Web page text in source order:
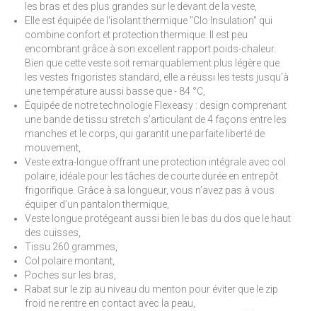
les bras et des plus grandes sur le devant de la veste,
Elle est équipée de l'isolant thermique "Clo Insulation" qui
combine confort et protection thermique. Il est peu
encombrant grâce à son excellent rapport poids-chaleur.
Bien que cette veste soit remarquablement plus légère que
les vestes frigoristes standard, elle a réussi les tests jusqu’à
une température aussi basse que - 84 °C,
Équipée de notre technologie Flexeasy : design comprenant
une bande de tissu stretch s’articulant de 4 façons entre les
manches et le corps, qui garantit une parfaite liberté de
mouvement,
Veste extra-longue offrant une protection intégrale avec col
polaire, idéale pour les tâches de courte durée en entrepôt
frigorifique. Grâce à sa longueur, vous n’avez pas à vous
équiper d’un pantalon thermique,
Veste longue protégeant aussi bien le bas du dos que le haut
des cuisses,
Tissu 260 grammes,
Col polaire montant,
Poches sur les bras,
Rabat sur le zip au niveau du menton pour éviter que le zip
froid ne rentre en contact avec la peau,